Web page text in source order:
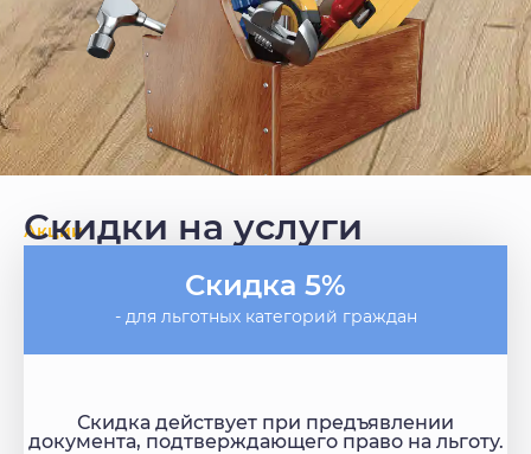
Акции
Скидки на услуги
Скидка 5%
- для льготных категорий граждан
Скидка действует при предъявлении
документа, подтверждающего право на льготу.